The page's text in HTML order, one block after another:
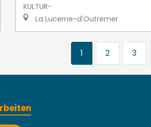
KULTUR-
La Lucerne-d'Outremer
1 2 3